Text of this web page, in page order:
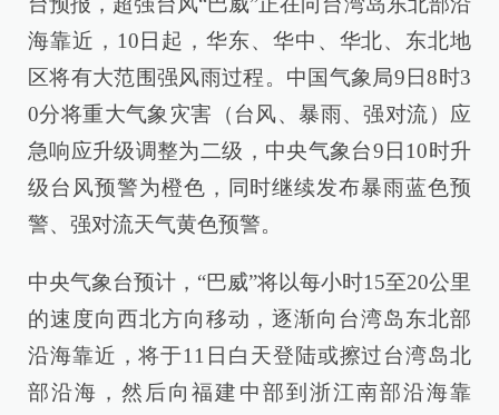
海靠近，10日起，华东、华中、华北、东北地
区将有大范围强风雨过程。中国气象局9日8时3
0分将重大气象灾害（台风、暴雨、强对流）应
急响应升级调整为二级，中央气象台9日10时升
级台风预警为橙色，同时继续发布暴雨蓝色预
警、强对流天气黄色预警。
中央气象台预计，“巴威”将以每小时15至20公里
的速度向西北方向移动，逐渐向台湾岛东北部
沿海靠近，将于11日白天登陆或擦过台湾岛北
部沿海，然后向福建中部到浙江南部沿海靠